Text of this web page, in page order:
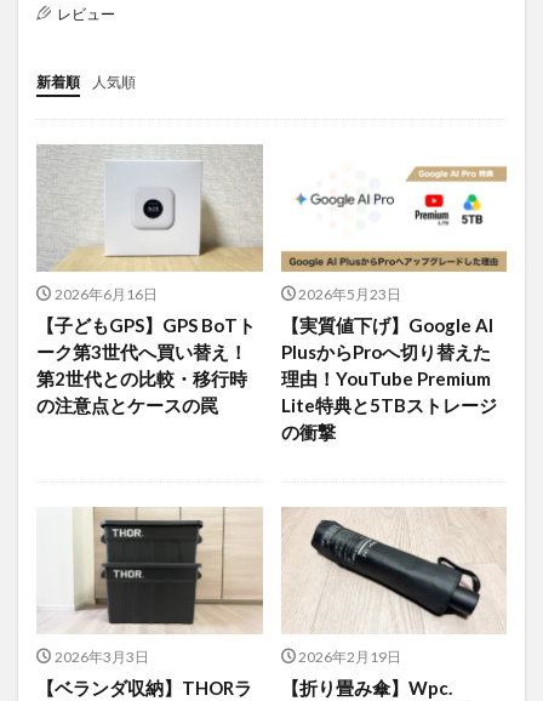
レビュー
新着順 人気順
2026年6月16日
【子どもGPS】GPS BoTト
ーク第3世代へ買い替え！
第2世代との比較・移行時
の注意点とケースの罠
2026年5月23日
【実質値下げ】Google AI
PlusからProへ切り替えた
理由！YouTube Premium
Lite特典と5TBストレージ
の衝撃
2026年3月3日
【ベランダ収納】THORラ
2026年2月19日
【折り畳み傘】Wpc.